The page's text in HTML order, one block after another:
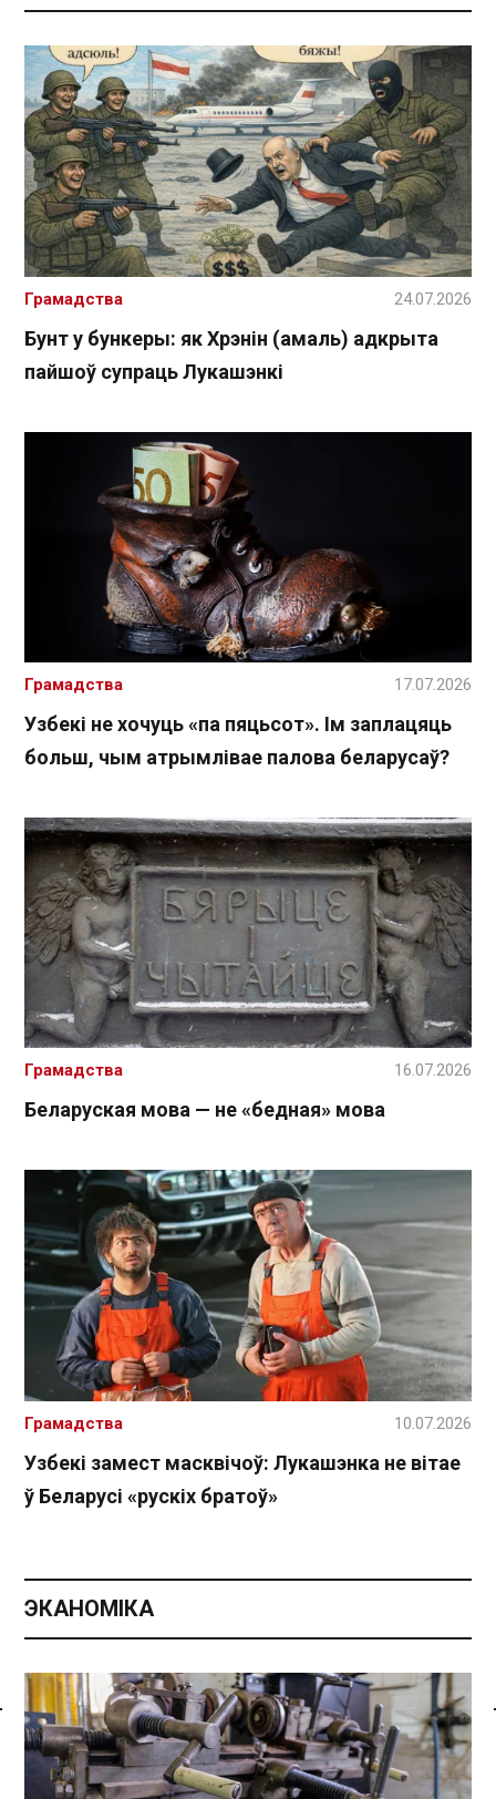
Спасылка без VPN
Бунт у бункеры: як Хрэнін (амаль) адкрыта
пайшоў супраць Лукашэнкі
Грамадства 24.07.2026
Узбекі не хочуць «па пяцьсот». Ім заплацяць
больш, чым атрымлівае палова беларусаў?
Грамадства 17.07.2026
Беларуская мова — не «бедная» мова
Грамадства 16.07.2026
Узбекі замест масквічоў: Лукашэнка не вітае
ў Беларусі «рускіх братоў»
Грамадства 10.07.2026
ЭКАНОМІКА